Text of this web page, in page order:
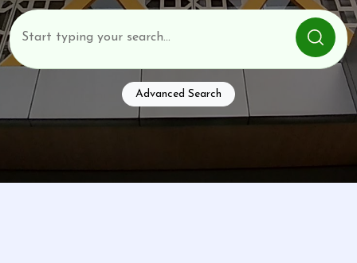
Advanced Search